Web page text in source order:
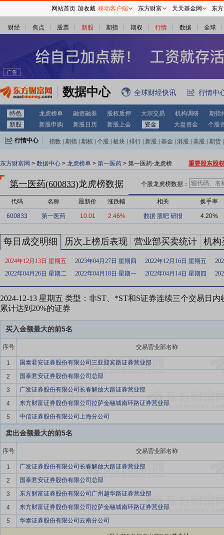
财经 焦点 股票 新股 期指 期权 行情 数据 全球
数据中心 全球财经快讯 行情中
特色 龙虎榜单 融资融券 股权质押 大宗交易 机构调研
期指
新股
新股申购 新股日历 新股上会 资金 大盘资金 个股
行情中心 指数 期指 期权 个股 板块 排行 新股 基金 港股 美股 期货
东方财富网 > 数据中心 > 龙虎榜单 > 第一医药 > 第一医药-龙虎榜 重要股东股
第一医药(600833)龙虎榜数据 个股龙虎榜数据：
代码 名称 最新价 涨跌幅 相关 换手率
600833 第一医药 10.01 2.46% 数据 股吧 研报 4.20%
每日成交明细 历次上榜后表现 营业部买卖统计 机构
2024年12月13日 星期五 2023年04月27日 星期四 2022年12月16日 星期五
2022年04月26日 星期二
2022年04月18日 星期一 2022年04月14日 星期四
2024-12-13 星期五 类型：非ST、*ST和S证券连续三个交易日
累计达到20%的证券
买入金额最大的前5名
序号 交易营业部名称
1
国泰君安证券股份有限公司三亚迎宾路证券营业部
2
国泰君安证券股份有限公司总部
3
广发证券股份有限公司长春解放大路证券营业部
4
东方财富证券股份有限公司拉萨金融城南环路证券营业部
5
中信证券股份有限公司上海分公司
卖出金额最大的前5名
序号 交易营业部名称
1
广发证券股份有限公司长春解放大路证券营业部
2
国泰君安证券股份有限公司总部
3
东方财富证券股份有限公司广州越华路证券营业部
4
东方财富证券股份有限公司拉萨金融城南环路证券营业部
5
华泰证券股份有限公司云南分公司
网站首页 加收藏 移动客户端 东方财富 天天基金网 东